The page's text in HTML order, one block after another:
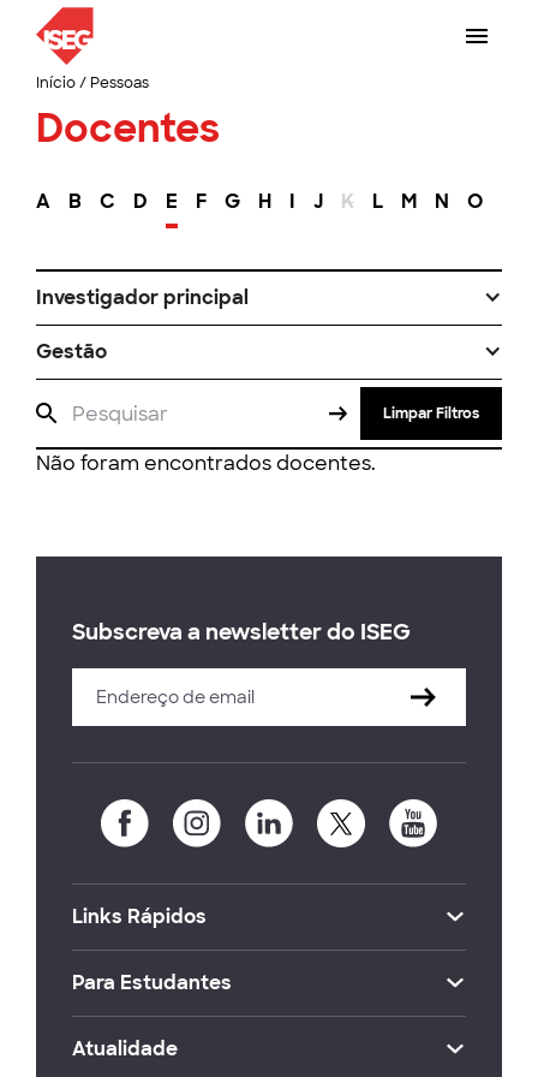
Início/ Pessoas
Docentes
A B C D E F G H I J K L M N O
Investigador principal
Gestão
Limpar Filtros
Não foram encontrados docentes.
Subscreva a newsletter do ISEG
Links Rápidos
Para Estudantes
Atualidade